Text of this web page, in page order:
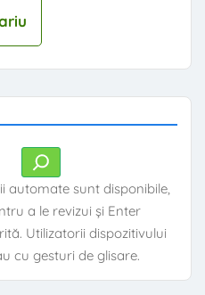
automate sunt disponibile,
a le revizui și Enter
Utilizatorii dispozitivului
cu gesturi de glisare.